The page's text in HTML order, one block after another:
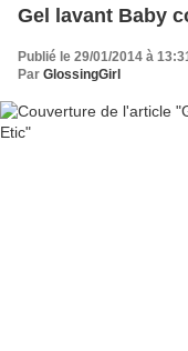
Gel lavant Baby
Publié le 29/01/2014 à
Par GlossingGirl